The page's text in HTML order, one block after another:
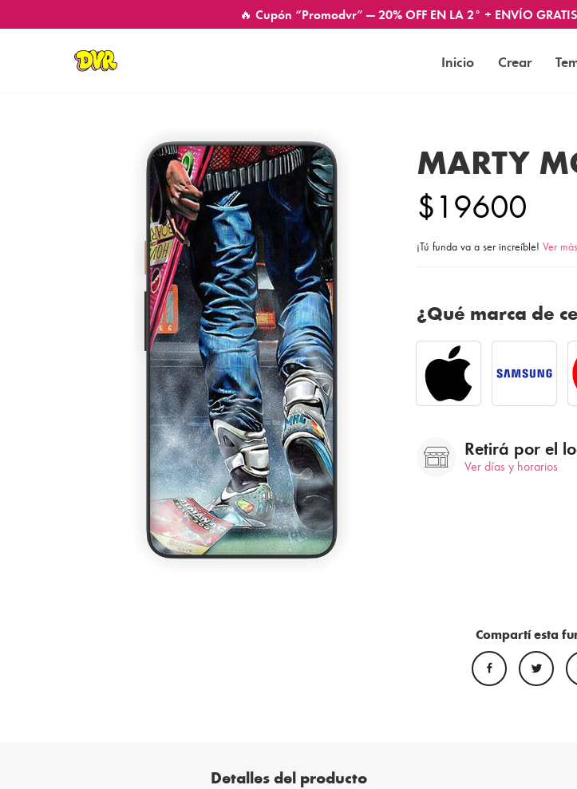
🔥 Cupón “Promodvr” — 20% OFF EN LA 2° + ENVÍO
Inicio Crear
MARTY
$19600
¡Tú funda va a ser increíble! Ver
¿Qué marca de
Retirá por el
Ver días y horarios
Compartí esta
Detalles del producto